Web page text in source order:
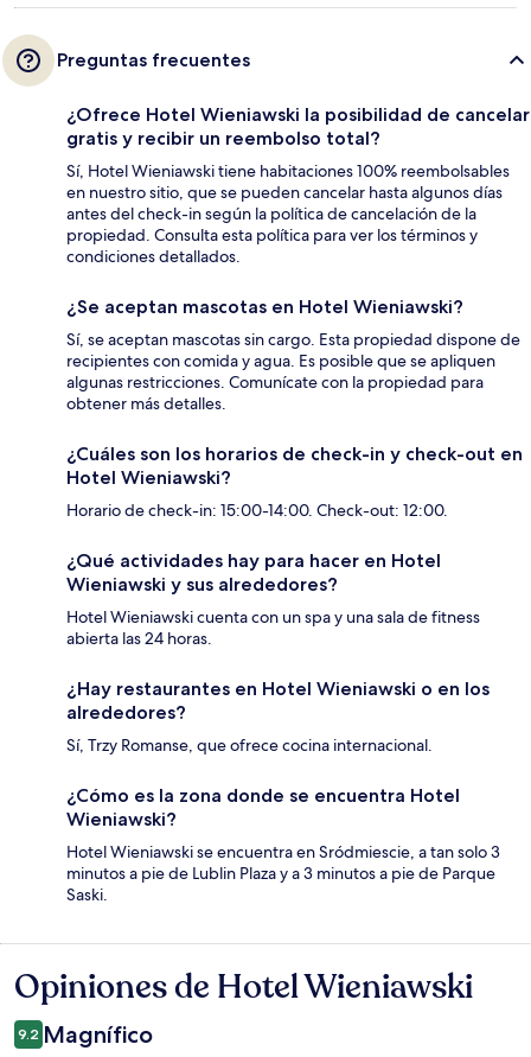
Preguntas frecuentes
¿Ofrece Hotel Wieniawski la posibilidad de cancelar
gratis y recibir un reembolso total?
Sí, Hotel Wieniawski tiene habitaciones 100% reembolsables
en nuestro sitio, que se pueden cancelar hasta algunos días
antes del check-in según la política de cancelación de la
propiedad. Consulta esta política para ver los términos y
condiciones detallados.
¿Se aceptan mascotas en Hotel Wieniawski?
Sí, se aceptan mascotas sin cargo. Esta propiedad dispone de
recipientes con comida y agua. Es posible que se apliquen
algunas restricciones. Comunícate con la propiedad para
obtener más detalles.
¿Cuáles son los horarios de check-in y check-out en
Hotel Wieniawski?
Horario de check-in: 15:00-14:00. Check-out: 12:00.
¿Qué actividades hay para hacer en Hotel
Wieniawski y sus alrededores?
Hotel Wieniawski cuenta con un spa y una sala de fitness
abierta las 24 horas.
¿Hay restaurantes en Hotel Wieniawski o en los
alrededores?
Sí, Trzy Romanse, que ofrece cocina internacional.
¿Cómo es la zona donde se encuentra Hotel
Wieniawski?
Hotel Wieniawski se encuentra en Sródmiescie, a tan solo 3
minutos a pie de Lublin Plaza y a 3 minutos a pie de Parque
Saski.
Opiniones
Opiniones de Hotel Wieniawski
9.2 Magnífico